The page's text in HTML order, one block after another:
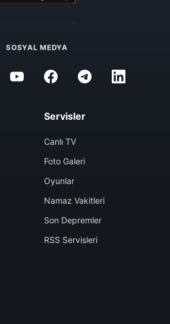
SOSYAL MEDYA
Servisler
Canlı TV
Foto Galeri
Oyunlar
Namaz Vakitleri
Son Depremler
RSS Servisleri